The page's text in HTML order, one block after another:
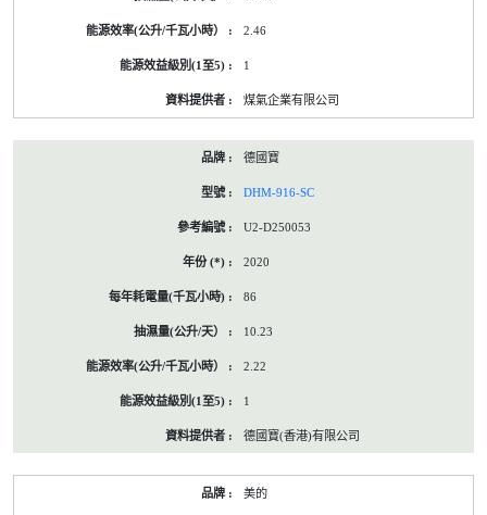
2.46
1
煤氣企業有限公司
德國寶
DHM-916-SC
U2-D250053
2020
86
10.23
2.22
1
德國寶(香港)有限公司
美的